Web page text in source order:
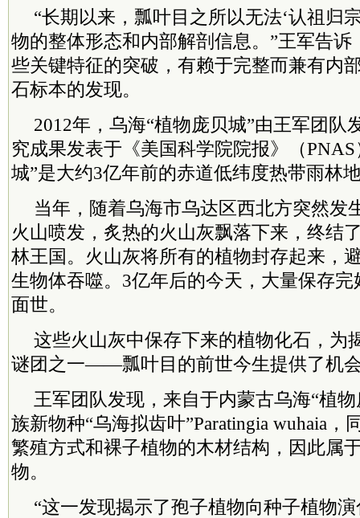
“长期以来，瓢叶目之所以无法‘认祖归
物的整体形态和内部解剖信息。”王军告
些关键特征的突破，有赖于完整而兼有内
石标本的发现。
2012年，乌海“植物庞贝城”由王军团队
究成果发表于《美国科学院院报》（
城”是大约3亿年前的赤道低纬度热带雨林
当年，随着乌海市乌达区西北方突然发
火山喷发，炙热的火山灰飘落下来，终结
林王国。火山灰将所有的植物封存起来，
生物体吞噬。3亿年后的今天，大量保存
面世。
这些火山灰中保存下来的植物化石，为
谜团之一——瓢叶目的前世今生提供了机
王军团队发现，来自于内蒙古乌海“植
族新物种“乌海拟齿叶”Paratingia wuhaia，
繁殖方式和裸子植物的木材结构，因此属
物。
“这一发现揭示了孢子植物向种子植物